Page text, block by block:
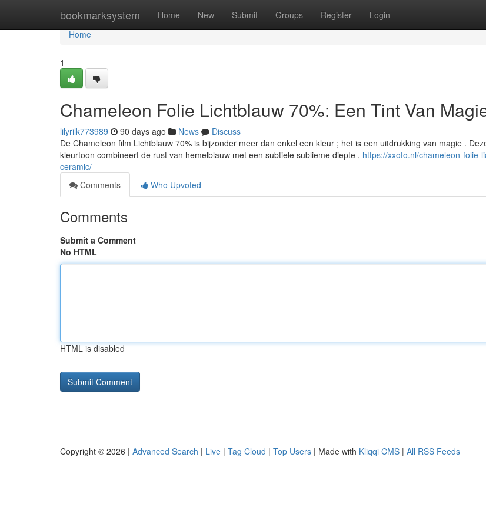
bookmarksystem Home New Submit Groups Register Login
Home
Home
1
Chameleon Folie Lichtblauw 70%: Een Tint Van
lilyrilk773989 90 days ago News
Discuss
De Chameleon film Lichtblauw 70% is bijzonder meer dan enkel een kleur ; het is een uitdrukking van magie .
kleurtoon combineert de rust van hemelblauw met een subtiele sublieme diepte , https://xxoto.nl/chameleon-folie-
ceramic/
Comments
Who Upvoted
Comments
Submit a Comment
No HTML
HTML is disabled
Copyright © 2026 | Advanced Search | Live | Tag Cloud | Top Users | Made with Kliqqi CMS | All RSS Feeds